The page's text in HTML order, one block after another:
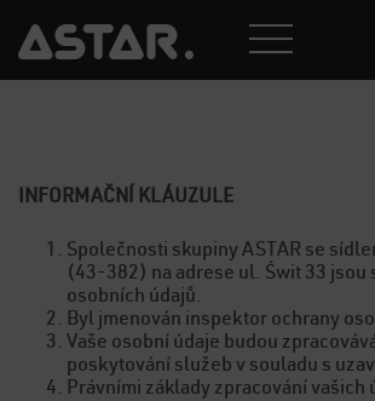
INFORMAČNÍ KLÁUZULE
Společnosti skupiny ASTAR se
(43-382) na adrese ul. Świt 33 jsou
osobních údajů.
Byl jmenován inspektor ochrany
Vaše osobní údaje budou
poskytování služeb v souladu s
Právními základy zpracování vašich